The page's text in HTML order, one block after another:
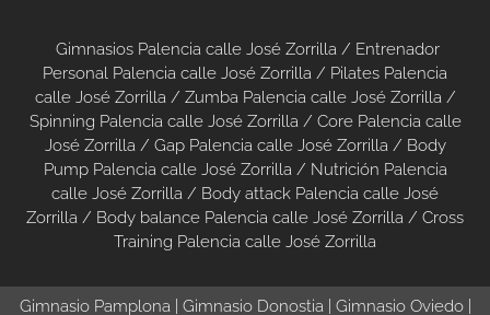
Gimnasios Palencia calle José Zorrilla / Entrenador
Personal Palencia calle José Zorrilla / Pilates Palencia
calle José Zorrilla/ Zumba Palencia calle José Zorrilla/
Spinning Palencia calle José Zorrilla/ Core Palencia calle
José Zorrilla/ Gap Palencia calle José Zorrilla/ Body
Pump Palencia calle José Zorrilla/ Nutrición Palencia
calle José Zorrilla / Body attack Palencia calle José
Zorrilla / Body balance Palencia calle José Zorrilla / Cross
Training Palencia calle José Zorrilla
Gimnasio Pamplona| Gimnasio Donostia| Gimnasio Oviedo|